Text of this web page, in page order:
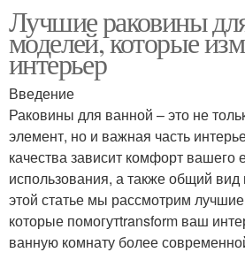
Лучшие раковины
моделей, которые
интерьер
Введение
Раковины для ванной – это не
элемент, но и важная часть
качества зависит комфорт вашего
использования, а также общий
этой статье мы рассмотрим
которые помогутtransform ваш
ванную комнату более